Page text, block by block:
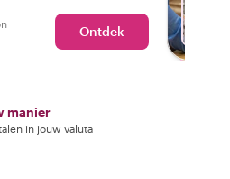
terwijl je leert over
District.Ontdek
manier
in jouw valuta